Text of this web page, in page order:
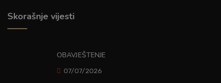
Skorašnje vijesti
OBAVJEŠTENJE
07/07/2026